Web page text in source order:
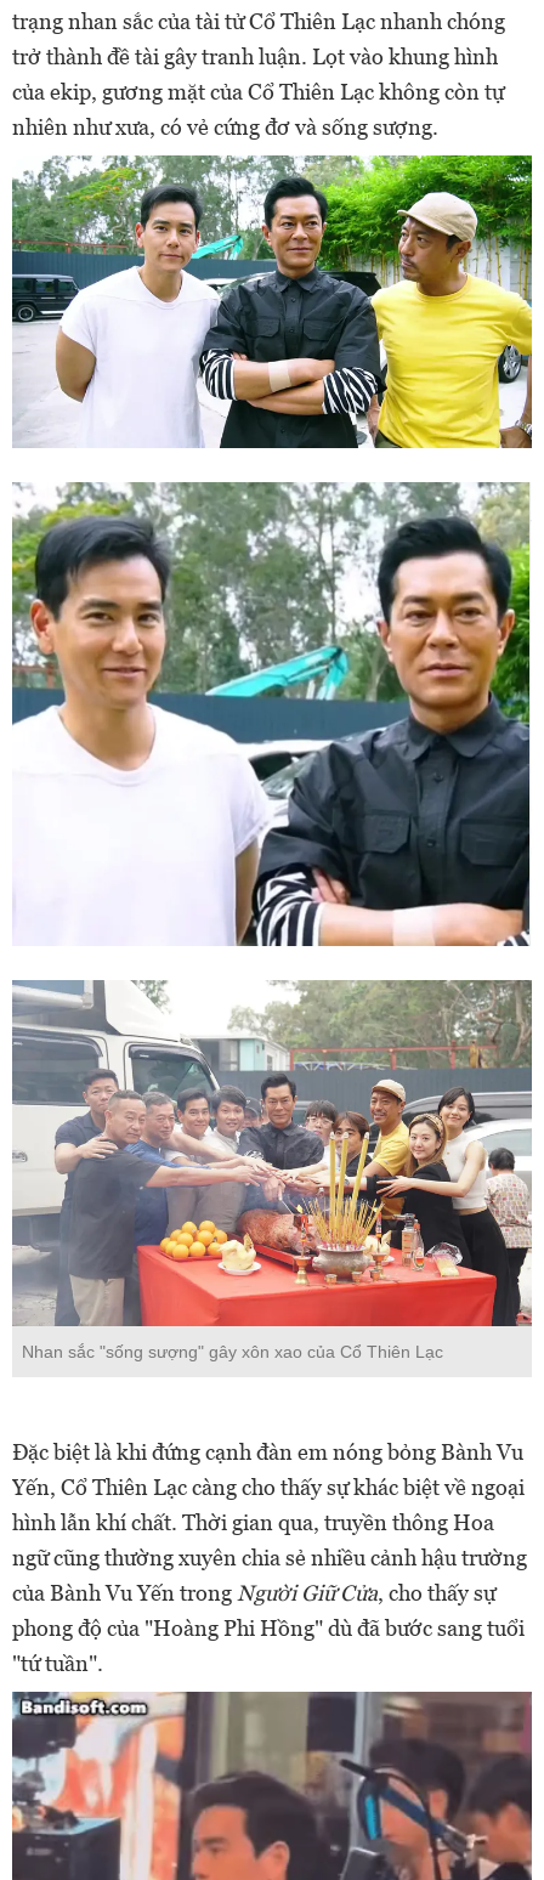
trạng nhan sắc của tài tử Cổ Thiên Lạc nhanh chóng
trở thành đề tài gây tranh luận. Lọt vào khung hình
của ekip, gương mặt của Cổ Thiên Lạc không còn tự
nhiên như xưa, có vẻ cứng đơ và sống sượng.
Nhan sắc "sống sượng" gây xôn xao của Cổ Thiên Lạc
Đặc biệt là khi đứng cạnh đàn em nóng bỏng Bành Vu
Yến, Cổ Thiên Lạc càng cho thấy sự khác biệt về ngoại
hình lẫn khí chất. Thời gian qua, truyền thông Hoa
ngữ cũng thường xuyên chia sẻ nhiều cảnh hậu trường
của Bành Vu Yến trong Người Giữ Cửa, cho thấy sự
phong độ của "Hoàng Phi Hồng" dù đã bước sang tuổi
"tứ tuần".